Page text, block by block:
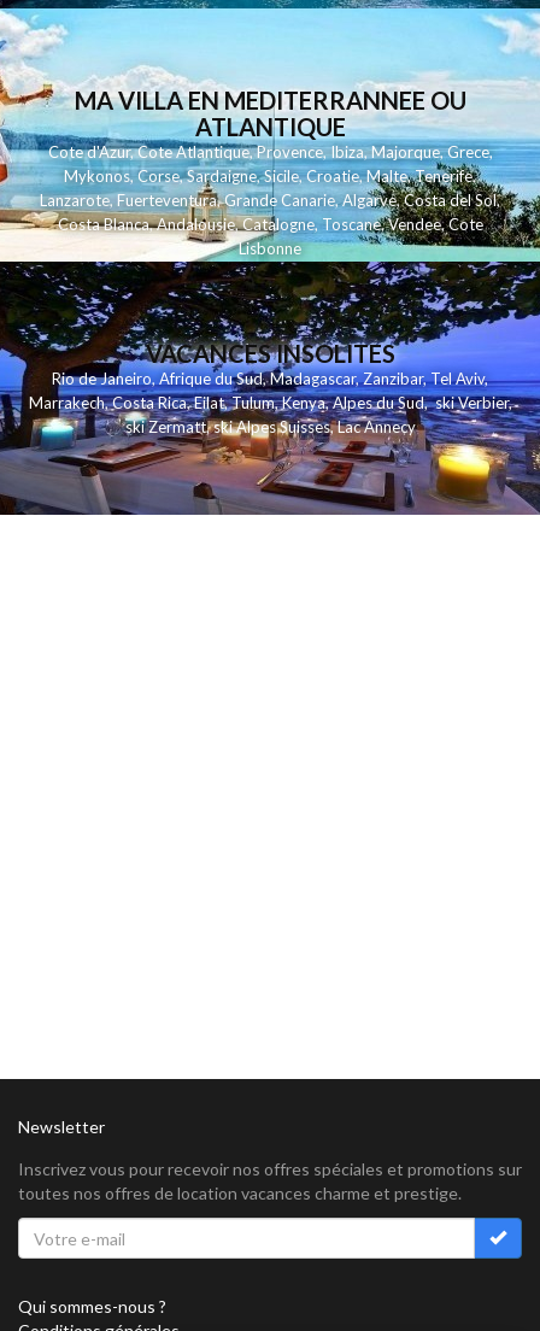
MA VILLA EN MEDITERRANNEE OU
ATLANTIQUE
Cote d'Azur,Cote Atlantique,Provence,Ibiza,Majorque,Grece,
Mykonos,Corse,Sardaigne,Sicile,Croatie,Malte,Tenerife,
Lanzarote,Fuerteventura,Grande Canarie,Algarve,Costa del Sol,
Costa Blanca,Andalousie,Catalogne,Toscane,Vendee,Cote
Lisbonne
VACANCES INSOLITES
Rio de Janeiro,Afrique du Sud,Madagascar,Zanzibar,Tel Aviv,
Marrakech,Costa Rica,Eilat,Tulum,Kenya,Alpes du Sud,ski Verbier,
ski Zermatt,ski Alpes Suisses,Lac Annecy
Newsletter
Inscrivez vous pour recevoir nos offres spéciales et promotions sur
toutes nos offres de location vacances charme et prestige.
Qui sommes-nous ?